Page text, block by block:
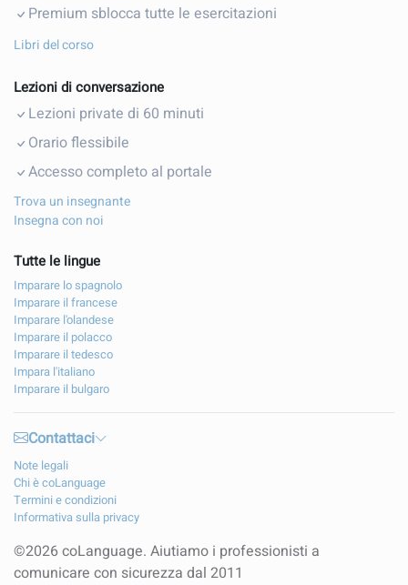
Premium sblocca tutte le esercitazioni
Libri del corso
Lezioni di conversazione
Lezioni private di 60 minuti
Orario flessibile
Accesso completo al portale
Trova un insegnante
Insegna con noi
Tutte le lingue
Imparare lo spagnolo
Imparare il francese
Imparare l'olandese
Imparare il polacco
Imparare il tedesco
Impara l'italiano
Imparare il bulgaro
Contattaci
Note legali
Chi è coLanguage
Termini e condizioni
Informativa sulla privacy
©2026 coLanguage. Aiutiamo i professionisti a
comunicare con sicurezza dal 2011